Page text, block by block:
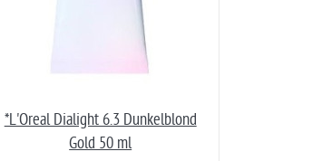
*L'Oreal Dialight 6.3 Dunkelblond
Gold 50 ml